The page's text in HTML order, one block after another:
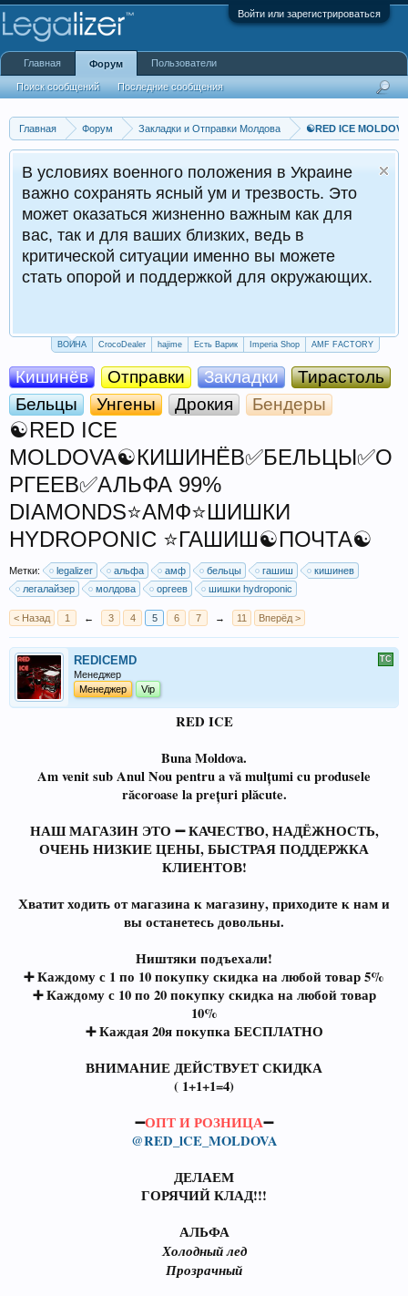
Войти или зарегистрироваться
Главная Форум Закладки и Отправки Молдова ☯️RED ICE
В условиях военного положения в Украине
важно сохранять ясный ум и трезвость. Это
может оказаться жизненно важным как для
вас, так и для ваших близких, ведь в
критической ситуации именно вы можете
стать опорой и поддержкой для окружающих.
ВОЙНА CrocoDealer hajime Есть Варик Imperia Shop AMF FACTORY
Кишинёв Отправки Закладки
Тирастоль
Бельцы
Унгены Дрокия Бендеры
☯️RED ICE
MOLDOVA☯️КИШИНЁВ✅БЕЛЬЦЫ✅О
РГЕЕВ✅АЛЬФА 99%
DIAMONDS⭐АМФ⭐ШИШКИ
HYDROPONIC ⭐ГАШИШ☯️ПОЧТА☯️
Метки: legalizer альфа амф бельцы гашиш
кишинев
легалайзер
молдова оргеев шишки hydroponic
< Назад 1 ← 3 4 5 6 7 → 11 Вперёд >
REDICEMD
Менеджер
Менеджер
Vip
RED ICE
Buna Moldova.
Am venit sub Anul Nou pentru a vă mulțumi cu produsele
răcoroase la prețuri plăcute.
НАШ МАГАЗИН ЭТО ➖ КАЧЕСТВО, НАДЁЖНОСТЬ,
ОЧЕНЬ НИЗКИЕ ЦЕНЫ, БЫСТРАЯ ПОДДЕРЖКА
КЛИЕНТОВ!
Хватит ходить от магазина к магазину, приходите к нам и
вы останетесь довольны.
Ништяки подъехали!
➕ Каждому с 1 по 10 покупку скидка на любой товар 5%
➕ Каждому с 10 по 20 покупку скидка на любой товар
10%
➕ Каждая 20я покупка БЕСПЛАТНО
ВНИМАНИЕ ДЕЙСТВУЕТ СКИДКА
( 1+1+1=4)
➖ОПТ И РОЗНИЦА➖
@RED_lCE_MOLDOVA
ДЕЛАЕМ
ГОРЯЧИЙ КЛАД!!!
АЛЬФА
Холодный лед
Прозрачный
Главная Форум
Поиск сообщений Последние сообщения
Пользователи